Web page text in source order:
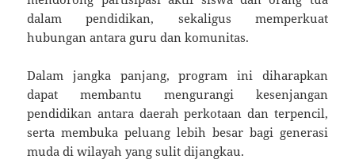
dalam pendidikan, sekaligus memperkuat
hubungan antara guru dan komunitas.
Dalam jangka panjang, program ini diharapkan
dapat membantu mengurangi kesenjangan
pendidikan antara daerah perkotaan dan terpencil,
serta membuka peluang lebih besar bagi generasi
muda di wilayah yang sulit dijangkau.